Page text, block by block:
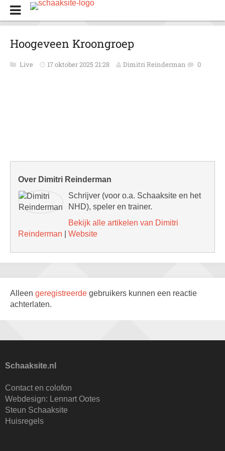
Hoogeveen Kroongroep
Live 17 oktober 2025 21:28 Dimitri Reinderman 0
Over Dimitri Reinderman
Schrijver (voor o.a. Schaaksite en het
NHD), speler en trainer.
Bekijk alle artikelen van Dimitri
Reinderman
Website
Alleen geregistreerde gebruikers kunnen een reactie
achterlaten.
Schaaksite.nl
Contact en colofon
Webdesign: Lennart Ootes
Steun Schaaksite
Huisregels